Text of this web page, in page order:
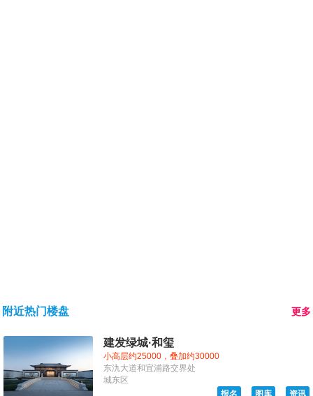
附近热门楼盘 更多
建发绿城·和玺
小高层约25000，叠加约30000
东氿大道和宜浦路交界处
城东区
资讯
图库
报名